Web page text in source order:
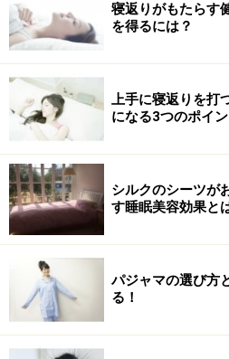
寝返りがもたらす
を得るには？
上手に寝返りを打
になる3つのポイン
シルクのシーツが
す睡眠美容効果と
パジャマの選び方
る！